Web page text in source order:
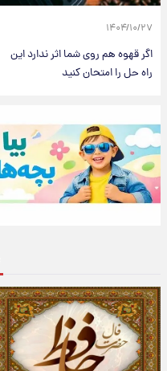
۱۴۰۴/۱۰/۲۷
اگر قهوه هم روی شما اثر ندارد این
راه حل را امتحان کنید